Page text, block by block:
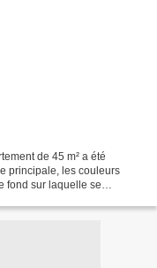
de 45 m² a été
principale, les couleurs
fond sur laquelle se